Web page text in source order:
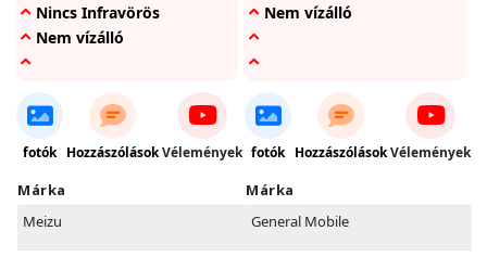
Nincs Infravörös
Nem vízálló
fotók HozzászólásokVélemények
Márka
Meizu
Nem vízálló
fotók HozzászólásokVélemények
Márka
General Mobile